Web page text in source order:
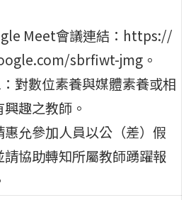
Meet會議連結：https://
sbrfiwt-jmg。
對數位素養與媒體素養或相
趣之教師。
惠允參加人員以公（差）假
請協助轉知所屬教師踴躍報